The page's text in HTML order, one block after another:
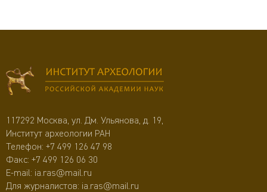
117292 Москва, ул. Дм. Ульянова, д. 19,
Институт археологии РАН
Телефон: +7 499 126 47 98
Факс: +7 499 126 06 30
E-mail: ia.ras@mail.ru
Для журналистов: ia.ras@mail.ru